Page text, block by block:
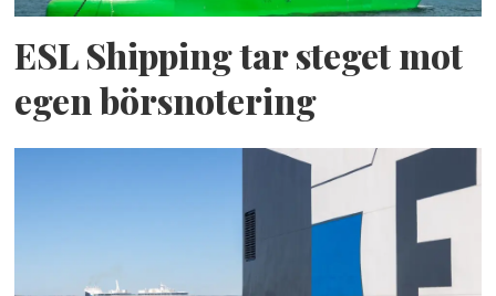
ESL Shipping tar steget mot
egen börsnotering